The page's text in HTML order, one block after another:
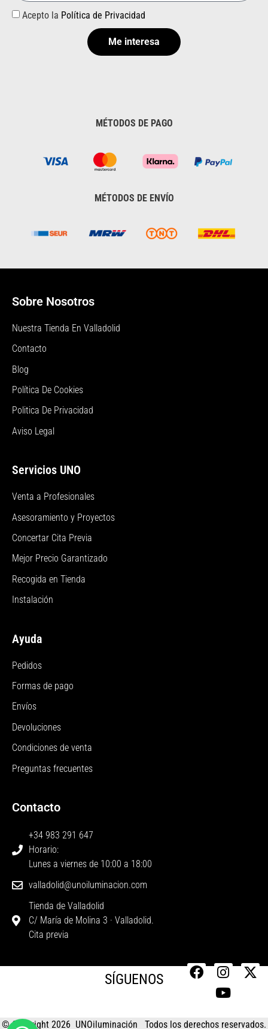
Acepto la Política de Privacidad
Me interesa
MÉTODOS DE PAGO
MÉTODOS DE ENVÍO
Sobre Nosotros
Nuestra Tienda En Valladolid
Contacto
Blog
Política De Cookies
Politica De Privacidad
Aviso Legal
Servicios UNO
Venta a Profesionales
Asesoramiento y Proyectos
Concertar Cita Previa
Mejor Precio Garantizado
Recogida en Tienda
Instalación
Ayuda
Pedidos
Formas de pago
Envíos
Devoluciones
Condiciones de venta
Preguntas frecuentes
Contacto
+34 983 291 647
Horario:
Lunes a viernes de 10:00 a 18:00
valladolid@unoiluminacion.com
Tienda de Valladolid
C/ María de Molina 3 · Valladolid.
Cita previa
SÍGUENOS
© Copyright 2026 UNOiluminación Todos los derechos reservados.